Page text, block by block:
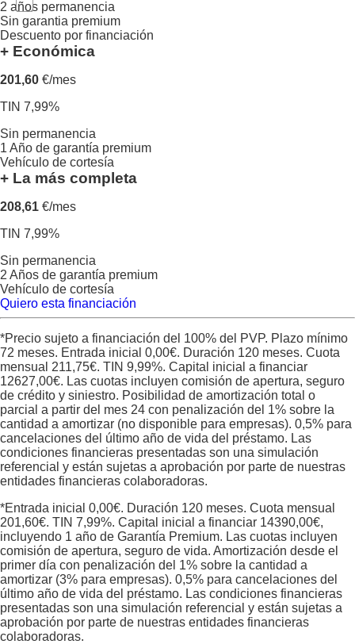
2 años permanencia
Sin garantia premium
Descuento por financiación
+ Económica
201,60 €/mes
TIN 7,99%
Sin permanencia
1 Año de garantía premium
Vehículo de cortesía
+ La más completa
208,61 €/mes
TIN 7,99%
Sin permanencia
2 Años de garantía premium
Vehículo de cortesía
Quiero esta financiación
*Precio sujeto a financiación del 100% del PVP. Plazo mínimo
72 meses. Entrada inicial 0,00€. Duración 120 meses. Cuota
mensual 211,75€. TIN 9,99%. Capital inicial a financiar
12627,00€. Las cuotas incluyen comisión de apertura, seguro
de crédito y siniestro. Posibilidad de amortización total o
parcial a partir del mes 24 con penalización del 1% sobre la
cantidad a amortizar (no disponible para empresas). 0,5% para
cancelaciones del último año de vida del préstamo. Las
condiciones financieras presentadas son una simulación
referencial y están sujetas a aprobación por parte de nuestras
entidades financieras colaboradoras.
*Entrada inicial 0,00€. Duración 120 meses. Cuota mensual
201,60€. TIN 7,99%. Capital inicial a financiar 14390,00€,
incluyendo 1 año de Garantía Premium. Las cuotas incluyen
comisión de apertura, seguro de vida. Amortización desde el
primer día con penalización del 1% sobre la cantidad a
amortizar (3% para empresas). 0,5% para cancelaciones del
último año de vida del préstamo. Las condiciones financieras
presentadas son una simulación referencial y están sujetas a
aprobación por parte de nuestras entidades financieras
colaboradoras.